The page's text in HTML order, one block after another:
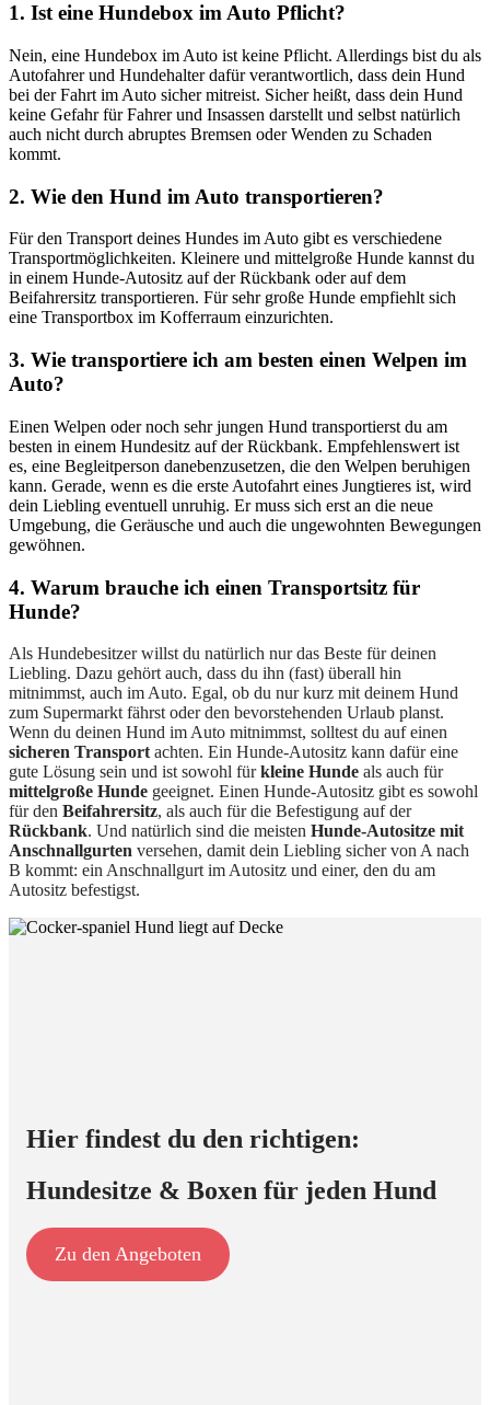
1. Ist eine Hundebox im Auto Pflicht?
Nein, eine Hundebox im Auto ist keine Pflicht. Allerdings bist du als
Autofahrer und Hundehalter dafür verantwortlich, dass dein Hund
bei der Fahrt im Auto sicher mitreist. Sicher heißt, dass dein Hund
keine Gefahr für Fahrer und Insassen darstellt und selbst natürlich
auch nicht durch abruptes Bremsen oder Wenden zu Schaden
kommt.
2. Wie den Hund im Auto transportieren?
Für den Transport deines Hundes im Auto gibt es verschiedene
Transportmöglichkeiten. Kleinere und mittelgroße Hunde kannst du
in einem Hunde-Autositz auf der Rückbank oder auf dem
Beifahrersitz transportieren. Für sehr große Hunde empfiehlt sich
eine Transportbox im Kofferraum einzurichten.
3. Wie transportiere ich am besten einen Welpen im
Auto?
Einen Welpen oder noch sehr jungen Hund transportierst du am
besten in einem Hundesitz auf der Rückbank. Empfehlenswert ist
es, eine Begleitperson danebenzusetzen, die den Welpen beruhigen
kann. Gerade, wenn es die erste Autofahrt eines Jungtieres ist, wird
dein Liebling eventuell unruhig. Er muss sich erst an die neue
Umgebung, die Geräusche und auch die ungewohnten Bewegungen
gewöhnen.
4. Warum brauche ich einen Transportsitz für
Hunde?
Als Hundebesitzer willst du natürlich nur das Beste für deinen
Liebling. Dazu gehört auch, dass du ihn (fast) überall hin
mitnimmst, auch im Auto. Egal, ob du nur kurz mit deinem Hund
zum Supermarkt fährst oder den bevorstehenden Urlaub planst.
Wenn du deinen Hund im Auto mitnimmst, solltest du auf einen
sicheren Transport achten. Ein Hunde-Autositz kann dafür eine
gute Lösung sein und ist sowohl fürkleine Hunde als auch für
mittelgroße Hunde geeignet. Einen Hunde-Autositz gibt es sowohl
für den Beifahrersitz, als auch für die Befestigung auf der
Rückbank. Und natürlich sind die meisten Hunde-Autositze mit
Anschnallgurten versehen, damit dein Liebling sicher von A nach
B kommt: ein Anschnallgurt im Autositz und einer, den du am
Autositz befestigst.
Hier findest du den richtigen:
Hundesitze & Boxen für jeden Hund
Zu den Angeboten